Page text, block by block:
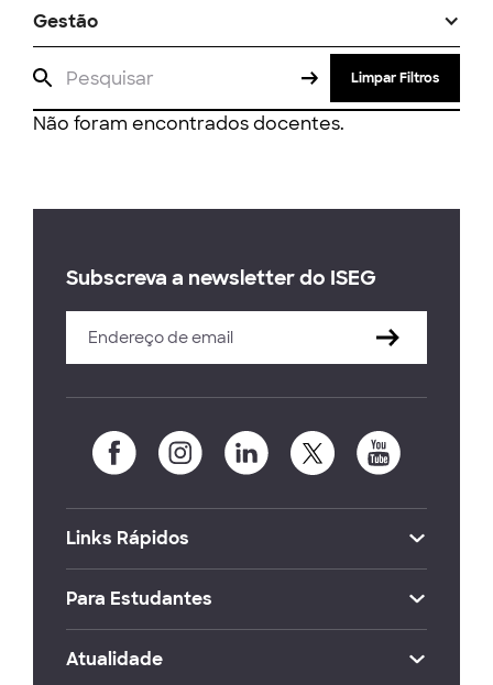
Gestão
Limpar Filtros
Não foram encontrados docentes.
Subscreva a newsletter do ISEG
Links Rápidos
Para Estudantes
Atualidade